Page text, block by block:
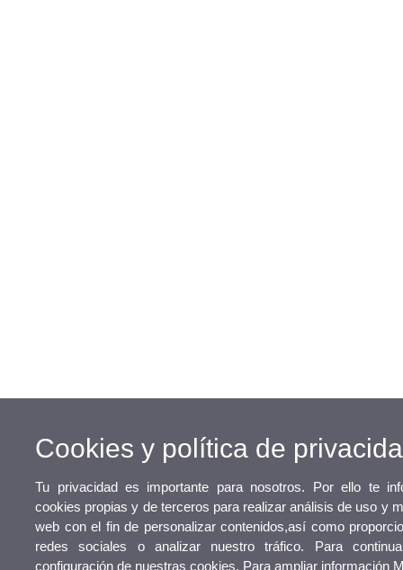
Cookies y política de
Tu privacidad es importante para nosotros. Por ello te
cookies propias y de terceros para realizar análisis de uso y
web con el fin de personalizar contenidos,así como
redes sociales o analizar nuestro tráfico. Para
configuración de nuestras cookies. Para ampliar información